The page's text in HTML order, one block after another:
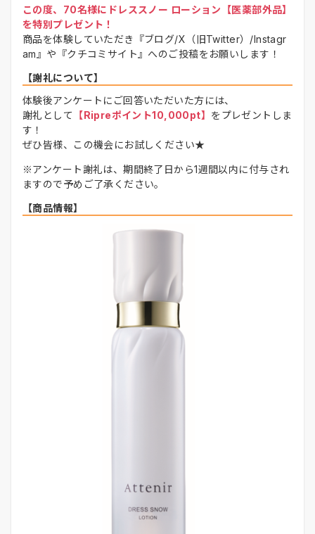
この度、70名様にドレススノー ローション【医薬部外品】
を特別プレゼント！
商品を体験していただき『ブログ/X（旧Twitter）/Instagr
am』や『クチコミサイト』へのご投稿をお願いします！
【謝礼について】
体験後アンケートにご回答いただいた方には、
謝礼として
【Ripreポイント10,000pt】 をプレゼントしま
す！
ぜひ皆様、この機会にお試しください★
※アンケート謝礼は、期間終了日から1週間以内に付与され
ますので予めご了承ください。
【商品情報】